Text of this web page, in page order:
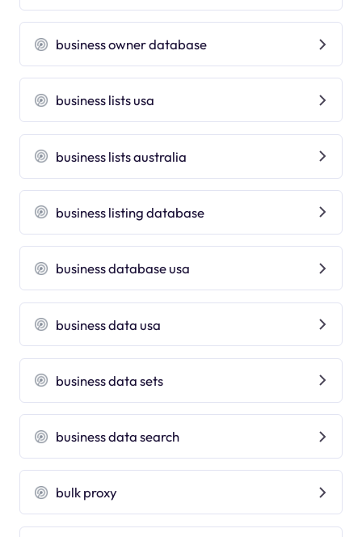
business owner database
business lists usa
business lists australia
business listing database
business database usa
business data usa
business data sets
business data search
bulk proxy